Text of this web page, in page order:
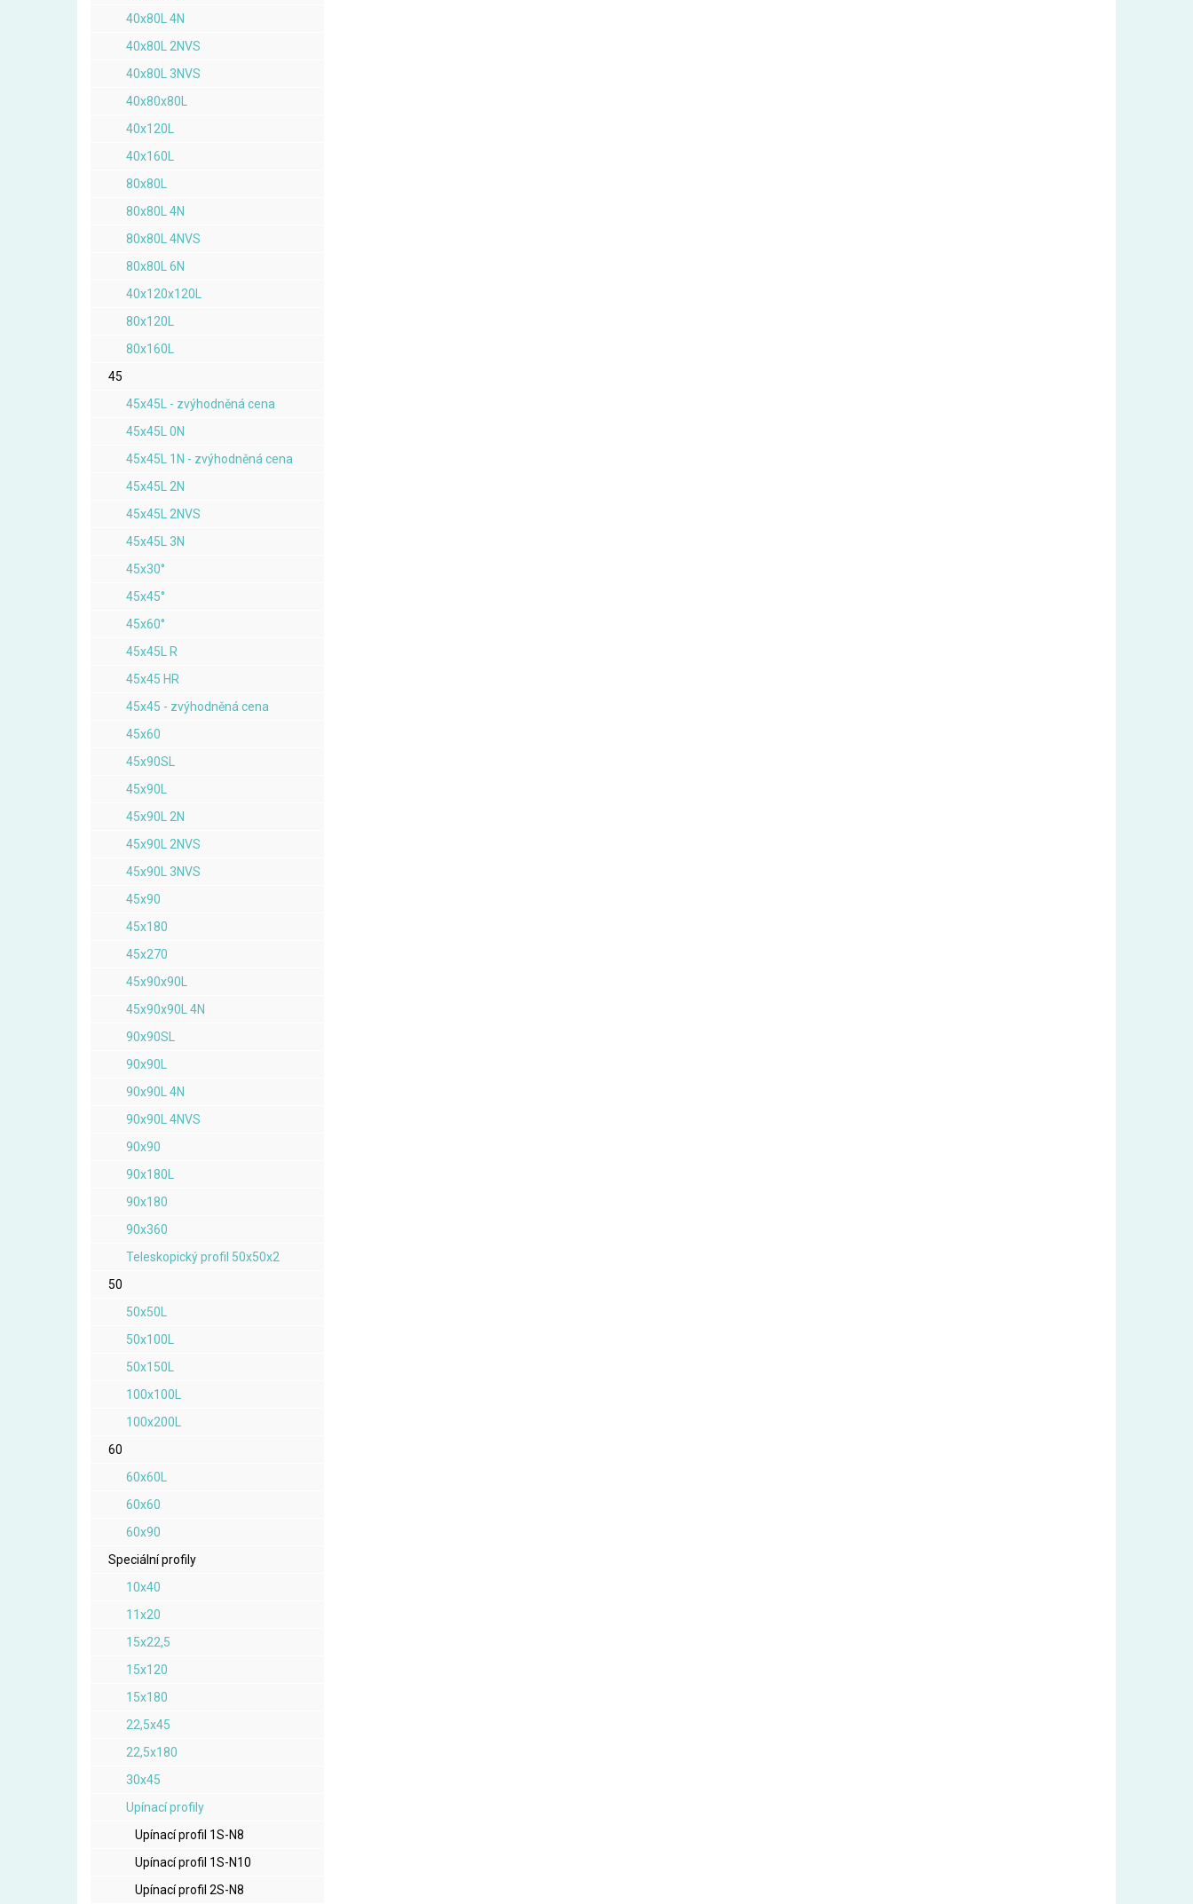
40x80L 4N
40x80L 2NVS
40x80L 3NVS
40x80x80L
40x120L
40x160L
80x80L
80x80L 4N
80x80L 4NVS
80x80L 6N
40x120x120L
80x120L
80x160L
45
45x45L - zvýhodněná cena
45x45L 0N
45x45L 1N - zvýhodněná cena
45x45L 2N
45x45L 2NVS
45x45L 3N
45x30°
45x45°
45x60°
45x45L R
45x45 HR
45x45 - zvýhodněná cena
45x60
45x90SL
45x90L
45x90L 2N
45x90L 2NVS
45x90L 3NVS
45x90
45x180
45x270
45x90x90L
45x90x90L 4N
90x90SL
90x90L
90x90L 4N
90x90L 4NVS
90x90
90x180L
90x180
90x360
Teleskopický profil 50x50x2
50
50x50L
50x100L
50x150L
100x100L
100x200L
60
60x60L
60x60
60x90
Speciální profily
10x40
11x20
15x22,5
15x120
15x180
22,5x45
22,5x180
30x45
Upínací profily
Upínací profil 1S-N8
Upínací profil 1S-N10
Upínací profil 2S-N8